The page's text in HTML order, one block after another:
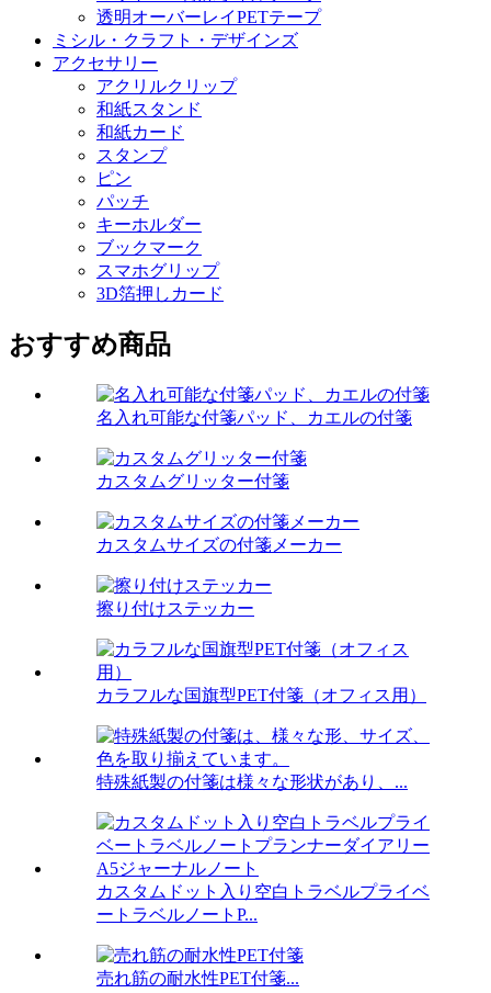
透明オーバーレイPETテープ
ミシル・クラフト・デザインズ
アクセサリー
アクリルクリップ
和紙スタンド
和紙カード
スタンプ
ピン
パッチ
キーホルダー
ブックマーク
スマホグリップ
3D箔押しカード
おすすめ商品
名入れ可能な付箋パッド、カエルの付箋
カスタムグリッター付箋
カスタムサイズの付箋メーカー
擦り付けステッカー
カラフルな国旗型PET付箋（オフィス用）
特殊紙製の付箋は様々な形状があり、...
カスタムドット入り空白トラベルプライベ
ートラベルノートP...
売れ筋の耐水性PET付箋...